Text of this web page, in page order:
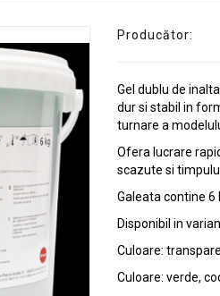
Producător:
Gel dublu de
dur si stabil in
turnare a
Ofera lucrare
scazute si
Galeata contine 6
Disponibil in
Culoare:
Culoare: verde,